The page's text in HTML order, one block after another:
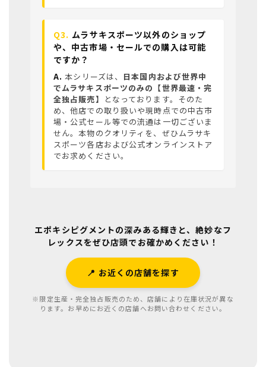
Q3. ムラサキスポーツ以外のショップ
や、中古市場・セールでの購入は可能
ですか？
A. 本シリーズは、 日本国内および世界中
でムラサキスポーツのみの【世界最速・完
全独占販売】
となっております。そのた
め、他店での取り扱いや現時点での中古市
場・公式セール等での流通は一切ございま
せん。本物のクオリティを、ぜひムラサキ
スポーツ各店および公式オンラインストア
でお求めください。
エポキシピグメントの深みある輝きと、絶妙なフ
レックスをぜひ店頭でお確かめください！
📍 お近くの店舗を探す
※限定生産・完全独占販売のため、店舗により在庫状況が異な
ります。お早めにお近くの店舗へお問い合わせください。